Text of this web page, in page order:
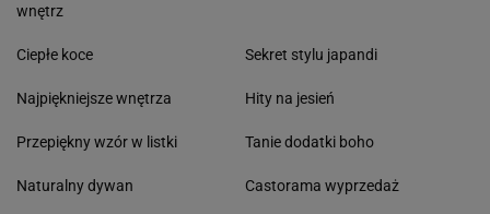
wnętrz
Ciepłe koce
Najpiękniejsze wnętrza
Przepiękny wzór w listki
Naturalny dywan
Sekret stylu japandi
Hity na jesień
Tanie dodatki boho
Castorama wyprzedaż